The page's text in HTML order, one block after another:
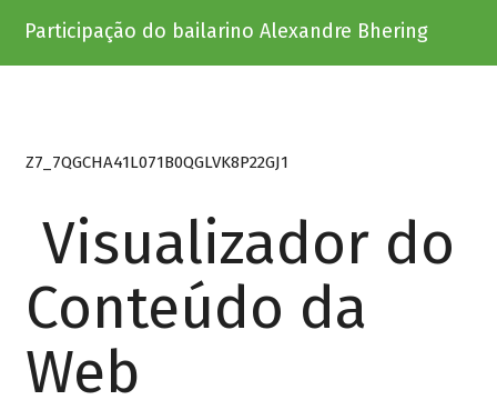
Participação do bailarino Alexandre Bhering
Z7_7QGCHA41L071B0QGLVK8P22GJ1
Visualizador do
Conteúdo da
Web